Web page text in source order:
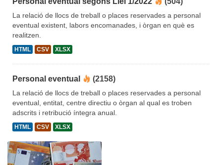
La relació de llocs de treball o places reservades a personal
eventual existent, labors encomanades, i òrgan en què es
realitzen.
HTML CSV XLSX
Personal eventual (2158)
La relació de llocs de treball o places reservades a personal
eventual, entitat, centre directiu o òrgan al qual es troben
adscrits i retribució íntegra anual.
HTML CSV XLSX